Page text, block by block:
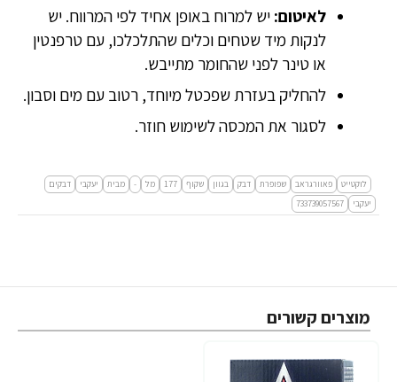
לאיטום: יש למרוח באופן אחיד לפי המרווח. יש
לנקות מיד שטחים וכלים שהתלכלכו, עם טרפנטין
או טינר לפני שהחומר מתייבש.
להחליק בעזרת שפכטל מיוחד, רטוב עם מים וסבון.
לסגור את המכסה לשימוש חוזר.
לוקטייט פאוורגראב שפופרת דבק בגוון שקוף 177 מל - מבית יעקבי
דבקים
יעקבי
733739057567
מוצרים קשורים